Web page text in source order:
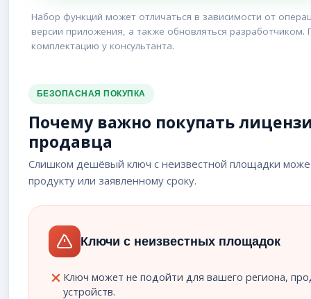
Набор функций может отличаться в зависимости от
версии приложения, а также обновляться
комплектацию у консультанта.
БЕЗОПАСНАЯ ПОКУПКА
Почему важно покупать
продавца
Слишком дешёвый ключ с неизвестной площадки
продукту или заявленному сроку.
Ключи с неизвестных площадок
Ключ может не подойти для вашего региона,
устройств.